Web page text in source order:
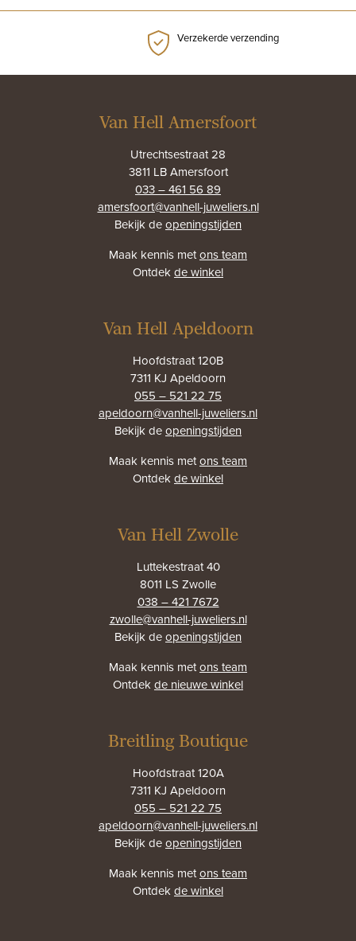
Verzekerde verzending
Van Hell Amersfoort
Utrechtsestraat 28
3811 LB Amersfoort
033 – 461 56 89
amersfoort@vanhell-juweliers.nl
Bekijk deopeningstijden
Maak kennis metons team
Ontdekde winkel
Van Hell Apeldoorn
Hoofdstraat 120B
7311 KJ Apeldoorn
055 – 521 22 75
apeldoorn@vanhell-juweliers.nl
Bekijk deopeningstijden
Maak kennis metons team
Ontdekde winkel
Van Hell Zwolle
Luttekestraat 40
8011 LS Zwolle
038 – 421 7672
zwolle@vanhell-juweliers.nl
Bekijk deopeningstijden
Maak kennis metons team
Ontdekde nieuwe winkel
Breitling Boutique
Hoofdstraat 120A
7311 KJ Apeldoorn
055 – 521 22 75
apeldoorn@vanhell-juweliers.nl
Bekijk deopeningstijden
Maak kennis metons team
Ontdekde winkel